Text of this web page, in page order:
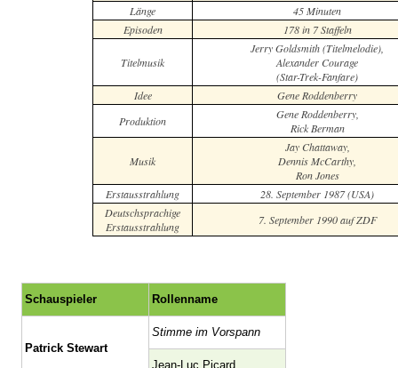
Länge
45 Minuten
Episoden
178 in 7 Staffeln
Titelmusik
Jerry Goldsmith (Titelmelodie),
Alexander Courage
(Star-Trek-Fanfare)
Idee
Gene Roddenberry
Produktion
Gene Roddenberry,
Rick Berman
Musik
Jay Chattaway,
Dennis McCarthy,
Ron Jones
Erstausstrahlung
28. September 1987 (USA)
Deutschsprachige
Erstausstrahlung
7. September 1990 auf ZDF
Schauspieler Rollenname
Patrick Stewart
Stimme im Vorspann
Jean-Luc Picard